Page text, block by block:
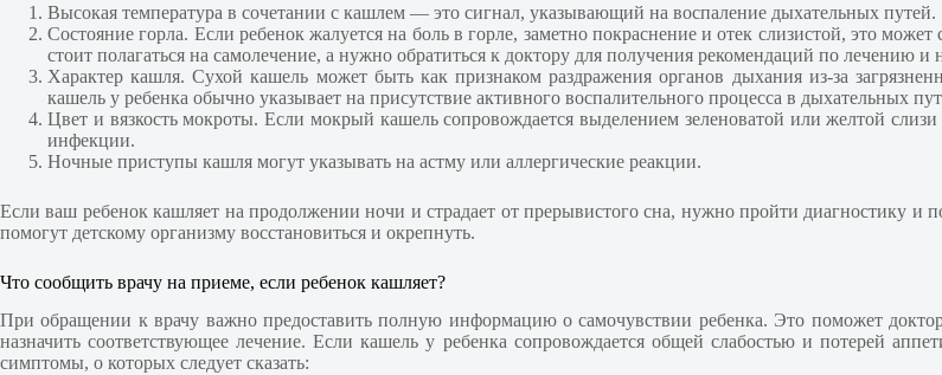
Высокая температура в сочетании с кашлем — это сигнал, указывающий на воспаление дыхательных путей.
Состояние горла. Если ребенок жалуется на боль в горле, заметно покраснение и отек слизистой, это
стоит полагаться на самолечение, а нужно обратиться к доктору для получения рекомендаций по лечению и
Характер кашля. Сухой кашель может быть как признаком раздражения органов дыхания из-за
кашель у ребенка обычно указывает на присутствие активного воспалительного процесса в дыхательных
Цвет и вязкость мокроты. Если мокрый кашель сопровождается выделением зеленоватой или желтой слизи
инфекции.
Ночные приступы кашля могут указывать на астму или аллергические реакции.
Если ваш ребенок кашляет на продолжении ночи и страдает от прерывистого сна, нужно пройти диагностику
помогут детскому организму восстановиться и окрепнуть.
Что сообщить врачу на приеме, если ребенок кашляет?
При обращении к врачу важно предоставить полную информацию о самочувствии ребенка. Это поможет
назначить соответствующее лечение. Если кашель у ребенка сопровождается общей слабостью и потерей
симптомы, о которых следует сказать: